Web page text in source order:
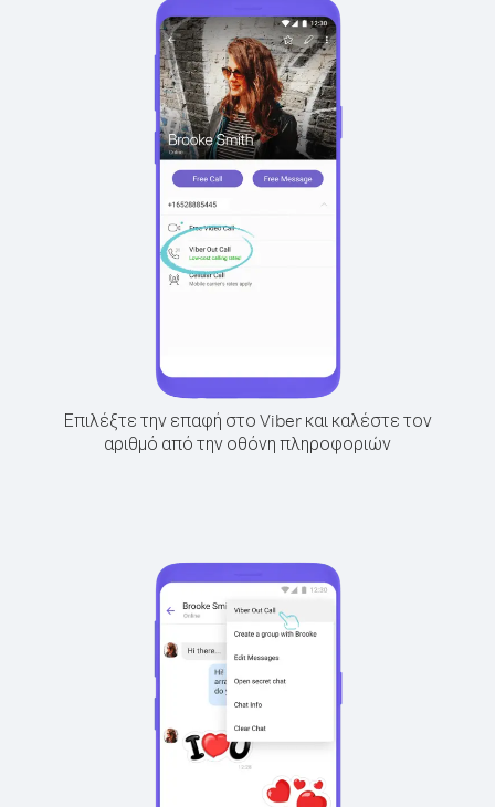
Επιλέξτε την επαφή στο Viber και καλέστε τον
αριθμό από την οθόνη πληροφοριών